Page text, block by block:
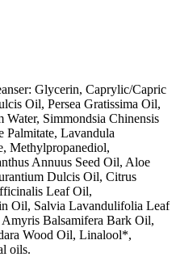
Glycerin, Caprylic/Capric
Oil, Persea Gratissima Oil,
Simmondsia Chinensis
Palmitate, Lavandula
Methylpropanediol,
Annuus Seed Oil, Aloe
Dulcis Oil, Citrus
Leaf Oil,
Oil, Salvia Lavandulifolia Leaf
Balsamifera Bark Oil,
Wood Oil, Linalool*,
oils.